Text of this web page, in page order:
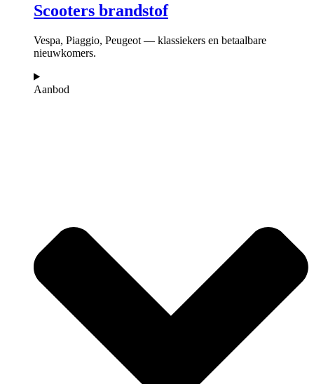
Scooters brandstof
Vespa, Piaggio, Peugeot — klassiekers en betaalbare
nieuwkomers.
Aanbod